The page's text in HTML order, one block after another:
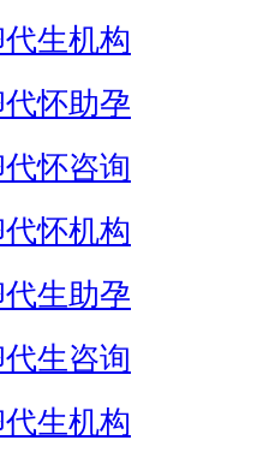
生机构
怀助孕
怀咨询
怀机构
生助孕
生咨询
生机构